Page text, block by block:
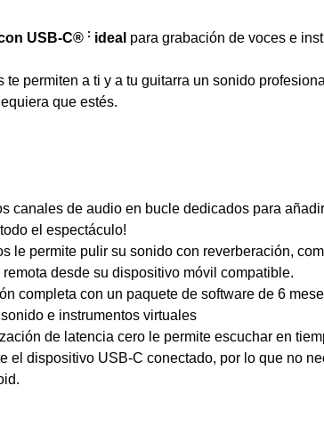
USB-C® : ideal para grabación de voces e
te permiten a ti y a tu guitarra un sonido
que estés.
canales de audio en bucle dedicados para
el espectáculo!
le permite pulir su sonido con reverberación,
desde su dispositivo móvil compatible.
completa con un paquete de software de 6
e instrumentos virtuales
de latencia cero le permite escuchar en
el dispositivo USB-C conectado, por lo que no